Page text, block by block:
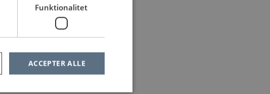
Funktionalitet
ACCEPTER ALLE